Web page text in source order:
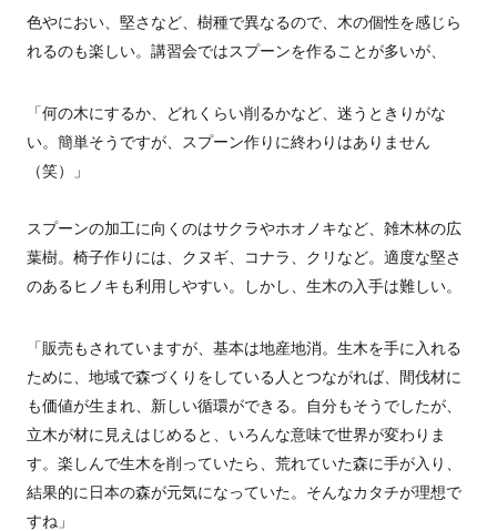
色やにおい、堅さなど、樹種で異なるので、木の個性を感じら
れるのも楽しい。講習会ではスプーンを作ることが多いが、
「何の木にするか、どれくらい削るかなど、迷うときりがな
い。簡単そうですが、スプーン作りに終わりはありません
（笑）」
スプーンの加工に向くのはサクラやホオノキなど、雑木林の広
葉樹。椅子作りには、クヌギ、コナラ、クリなど。適度な堅さ
のあるヒノキも利用しやすい。しかし、生木の入手は難しい。
「販売もされていますが、基本は地産地消。生木を手に入れる
ために、地域で森づくりをしている人とつながれば、間伐材に
も価値が生まれ、新しい循環ができる。自分もそうでしたが、
立木が材に見えはじめると、いろんな意味で世界が変わりま
す。楽しんで生木を削っていたら、荒れていた森に手が入り、
結果的に日本の森が元気になっていた。そんなカタチが理想で
すね」